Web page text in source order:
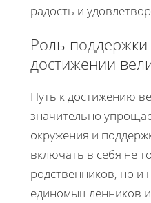
радость и
Роль
достижении
Путь к достижению
значительно
окружения и
включать в себя не
родственников, но и
единомышленников